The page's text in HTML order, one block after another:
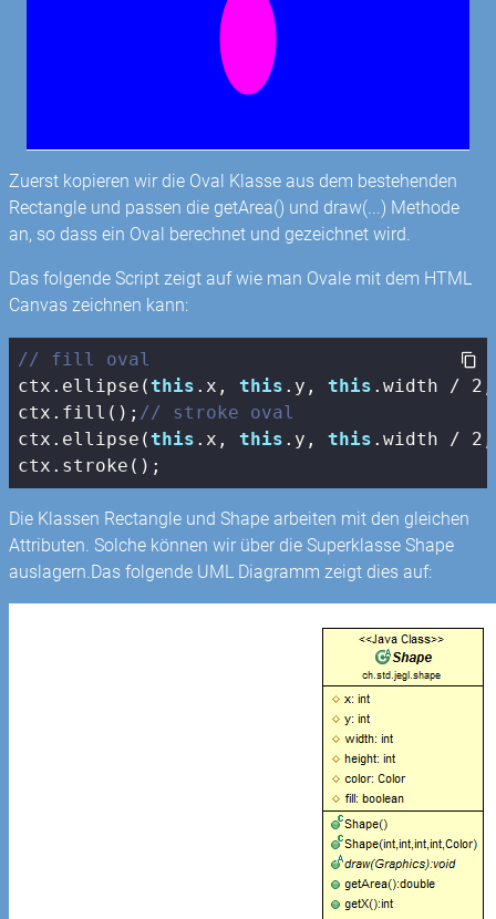
Zuerst kopieren wir die Oval Klasse aus dem bestehenden
Rectangle und passen die getArea() und draw(...) Methode
an, so dass ein Oval berechnet und gezeichnet wird.
Das folgende Script zeigt auf wie man Ovale mit dem HTML
Canvas zeichnen kann:
// fill oval
ctx.ellipse(this .x, this .y, this .width / 2
ctx.fill(); // stroke oval
ctx.ellipse(this .x, this .y, this .width / 2
ctx.stroke();
Die Klassen Rectangle und Shape arbeiten mit den gleichen
Attributen. Solche können wir über die Superklasse Shape
auslagern.Das folgende UML Diagramm zeigt dies auf: